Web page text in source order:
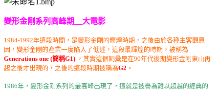
變形金剛系列高峰期＿大電影
1984-1992年這段時間，是變形金剛的輝煌時期，之後由於各種主客觀原
因，變形金剛的產業一度陷入了低迷，這段最輝煌的時期，被稱為
Generations one (簡稱G1) ，其實這個詞彙是在90年代後期變形金剛東山再
起之後才出現的，之後的這段時期被稱為G2 。
1986年，變形金剛系列的最高峰出現了，這就是被譽為難以超越的經典的